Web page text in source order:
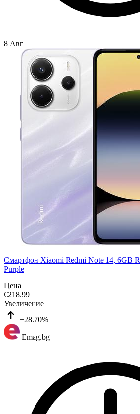
8 Авг
Смартфон Xiaomi Redmi Note 14, 6GB
Purple
Цена
€218.99
Увеличение
+28.70%
Emag.bg